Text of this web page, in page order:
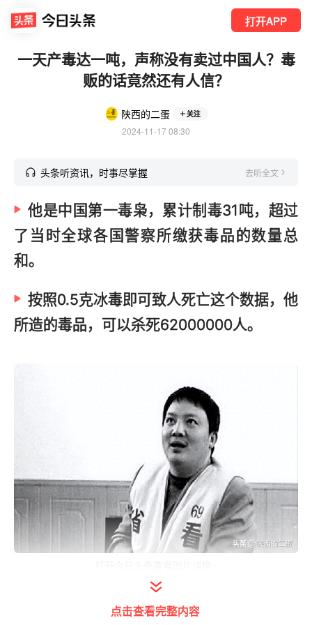
打开APP
一天产毒达一吨，声称没有卖过中国人？毒
贩的话竟然还有人信？
陕西的二蛋 关注
2024-11-17 08:30
头条听资讯，时事尽掌握 去听全文
他是中国第一毒枭，累计制毒31吨，超过
了当时全球各国警察所缴获毒品的数量总
和。
按照0.5克冰毒即可致人死亡这个数据，他
所造的毒品，可以杀死62000000人。
他叫刘招华，上世纪中国通缉悬赏最高的一位
毒贩，他最疯狂的时候，一天就造出了1吨毒
点击查看完整内容